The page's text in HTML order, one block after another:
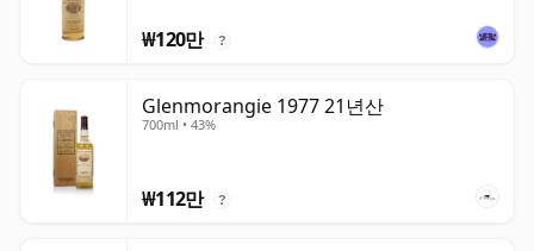
₩120만 ?
Glenmorangie 1977 21년산
700ml • 43%
₩112만 ?